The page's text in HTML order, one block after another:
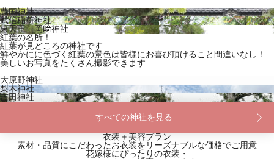
豊国神社
武信稲荷神社
東天王 岡﨑神社
紅葉の名所！
紅葉が見どころの神社です
鮮やかにに色づく紅葉の景色は皆様にお喜び頂けること間違いなし！
美しいお写真をたくさん撮影できます
大原野神社
梨木神社
吉田神社
すべての神社を見る
衣装＋美容プラン
素材・品質にこだわったお衣装をリーズナブルな価格でご用意
花嫁様にぴったりの衣装・